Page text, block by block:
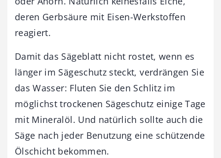
deren Gerbsäure mit Eisen-Werkstoffen
reagiert.
Damit das Sägeblatt nicht rostet, wenn es
länger im Sägeschutz steckt, verdrängen Sie
das Wasser: Fluten Sie den Schlitz im
möglichst trockenen Sägeschutz einige Tage
mit Mineralöl. Und natürlich sollte auch die
Säge nach jeder Benutzung eine schützende
Ölschicht bekommen.